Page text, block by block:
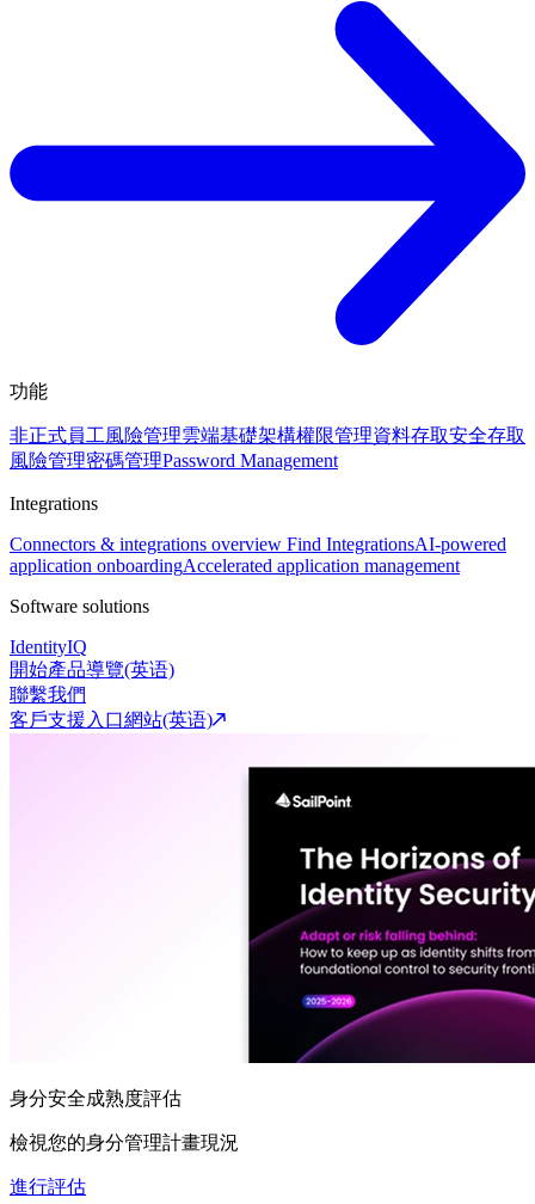
功能
非正式員工風險管理雲端基礎架構權限管理資料存取安全存取
風險管理密碼管理Password Management
Integrations
Connectors & integrations overview Find IntegrationsAI-powered
application onboardingAccelerated application management
Software solutions
IdentityIQ
開始產品導覽(英语)
聯繫我們
客戶支援入口網站(英语)
身分安全成熟度評估
檢視您的身分管理計畫現況
進行評估